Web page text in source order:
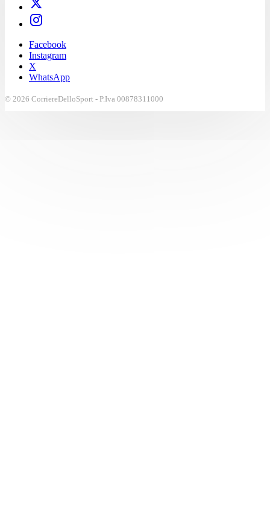
Facebook
Instagram
X
WhatsApp
© 2026 CorriereDelloSport - P.Iva 00878311000